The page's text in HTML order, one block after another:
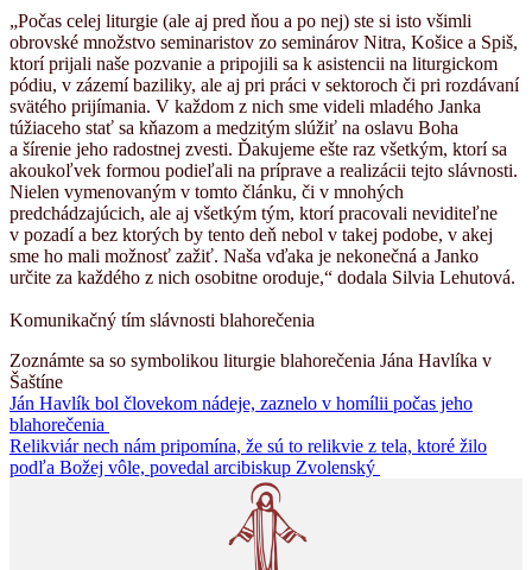
„Počas celej liturgie (ale aj pred ňou a po nej) ste si isto všimli
obrovské množstvo seminaristov zo seminárov Nitra, Košice a Spiš,
ktorí prijali naše pozvanie a pripojili sa k asistencii na liturgickom
pódiu, v zázemí baziliky, ale aj pri práci v sektoroch či pri rozdávaní
svätého prijímania. V každom z nich sme videli mladého Janka
túžiaceho stať sa kňazom a medzitým slúžiť na oslavu Boha
a šírenie jeho radostnej zvesti. Ďakujeme ešte raz všetkým, ktorí sa
akoukoľvek formou podieľali na príprave a realizácii tejto slávnosti.
Nielen vymenovaným v tomto článku, či v mnohých
predchádzajúcich, ale aj všetkým tým, ktorí pracovali neviditeľne
v pozadí a bez ktorých by tento deň nebol v takej podobe, v akej
sme ho mali možnosť zažiť. Naša vďaka je nekonečná a Janko
určite za každého z nich osobitne oroduje,“ dodala Silvia Lehutová.
Komunikačný tím slávnosti blahorečenia
Zoznámte sa so symbolikou liturgie blahorečenia Jána Havlíka v
Šaštíne
Navigácia
v
článku
Ján Havlík bol človekom nádeje, zaznelo v homílii počas jeho
blahorečenia
Relikviár nech nám pripomína, že sú to relikvie z tela, ktoré žilo
podľa Božej vôle, povedal arcibiskup Zvolenský